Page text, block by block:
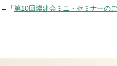
←「第10回燦建会ミニ・セミナーの